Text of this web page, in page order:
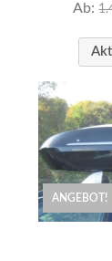
Ab:
ANGEBOT!